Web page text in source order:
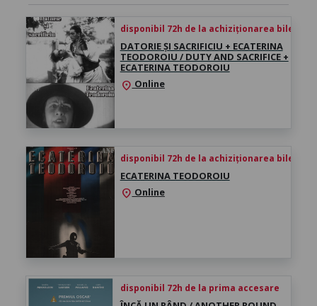
disponibil 72h de la achiziționarea biletului
DATORIE ȘI SACRIFICIU + ECATERINA
TEODOROIU / DUTY AND SACRIFICE +
ECATERINA TEODOROIU
location_on Online
disponibil 72h de la achiziționarea biletului
ECATERINA TEODOROIU
location_on Online
disponibil 72h de la prima accesare